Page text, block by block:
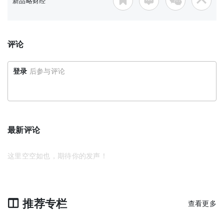
评论
登录 后参与评论
最新评论
这里空空如也，期待你的发声！
推荐专栏 查看更多